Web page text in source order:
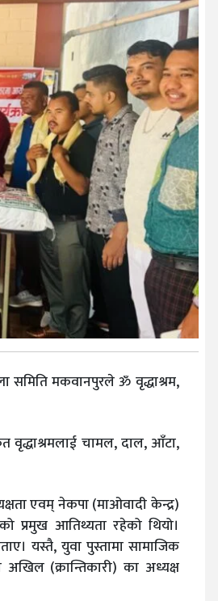
समिति मकवानपुरले ॐ वृद्धाश्रम,
वृद्धाश्रमलाई चामल, दाल, आँटा,
एवम् नेकपा (माओवादी केन्द्र)
प्रमुख आतिथ्यता रहेको थियो।
यस्तै, युवा पुस्तामा सामाजिक
(क्रान्तिकारी) का अध्यक्ष